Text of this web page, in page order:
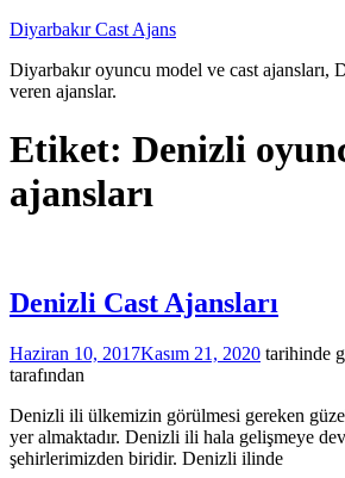
İçeriğe
Diyarbakır Cast Ajans
Diyarbakır oyuncu model ve cast ajansları,
veren ajanslar.
Etiket: Denizli
ajansları
Denizli Cast Ajansları
Haziran 10, 2017Kasım 21, 2020 tarihinde
tarafından
Denizli ili ülkemizin görülmesi gereken
yer almaktadır. Denizli ili hala gelişmeye
şehirlerimizden biridir. Denizli ilinde